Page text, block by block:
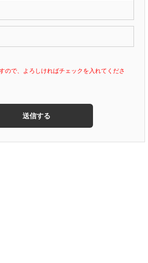
ので、よろしければチェックを入れてくださ